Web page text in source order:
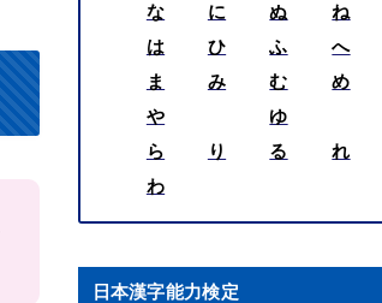
な
に ぬ ね
は
ひ ふ へ
ま
み む め
や
ゆ
ら
り る れ
わ
日本漢字能力検定